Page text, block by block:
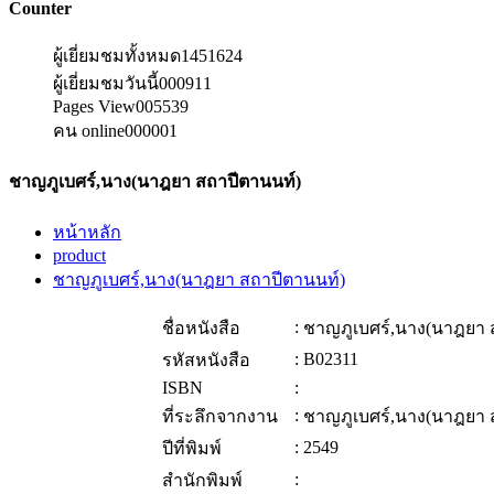
Counter
ผู้เยี่ยมชมทั้งหมด1451624
ผู้เยี่ยมชมวันนี้000911
Pages View005539
คน online000001
ชาญภูเบศร์,นาง(นาฎยา สถาปีตานนท์)
หน้าหลัก
product
ชาญภูเบศร์,นาง(นาฎยา สถาปีตานนท์)
ชื่อหนังสือ : ชาญภูเบศร์,นาง(นาฎยา
รหัสหนังสือ
: B02311
ISBN
:
ที่ระลึกจากงาน
: ชาญภูเบศร์,นาง(นาฎยา
ปีที่พิมพ์
: 2549
สำนักพิมพ์
: